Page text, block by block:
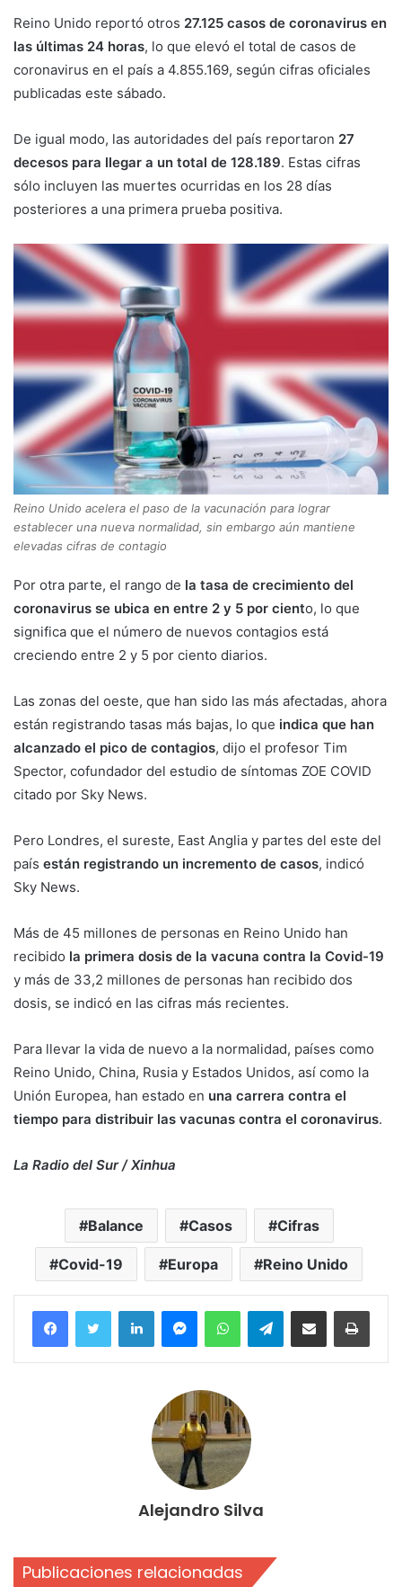
Reino Unido reportó otros 27.125 casos de coronavirus en
las últimas 24 horas, lo que elevó el total de casos de
coronavirus en el país a 4.855.169, según cifras oficiales
publicadas este sábado.
De igual modo, las autoridades del país reportaron 27
decesos para llegar a un total de 128.189. Estas cifras
sólo incluyen las muertes ocurridas en los 28 días
posteriores a una primera prueba positiva.
Reino Unido acelera el paso de la vacunación para lograr
establecer una nueva normalidad, sin embargo aún mantiene
elevadas cifras de contagio
Por otra parte, el rango de la tasa de crecimiento del
coronavirus se ubica en entre 2 y 5 por ciento, lo que
significa que el número de nuevos contagios está
creciendo entre 2 y 5 por ciento diarios.
Las zonas del oeste, que han sido las más afectadas, ahora
están registrando tasas más bajas, lo que indica que han
alcanzado el pico de contagios, dijo el profesor Tim
Spector, cofundador del estudio de síntomas ZOE COVID
citado por Sky News.
Pero Londres, el sureste, East Anglia y partes del este del
país están registrando un incremento de casos, indicó
Sky News.
Más de 45 millones de personas en Reino Unido han
recibido la primera dosis de la vacuna contra la Covid-19
y más de 33,2 millones de personas han recibido dos
dosis, se indicó en las cifras más recientes.
Para llevar la vida de nuevo a la normalidad, países como
Reino Unido, China, Rusia y Estados Unidos, así como la
Unión Europea, han estado en una carrera contra el
tiempo para distribuir las vacunas contra el coronavirus.
La Radio del Sur / Xinhua
Balance Casos Cifras
Covid-19 Europa Reino Unido
FacebookTwitter LinkedInMessengerWhatsAppTelegramCompartir por correo electrónico
Alejandro Silva
Publicaciones relacionadas